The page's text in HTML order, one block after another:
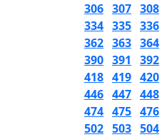
306 307 308
334 335 336
362 363 364
390 391 392
418 419 420
446 447 448
474 475 476
502 503 504